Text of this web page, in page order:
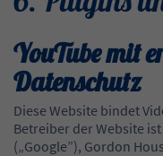
YouTube mit
Datenschutz
Diese Website bindet
Betreiber der Website
(„Google”), Gordon